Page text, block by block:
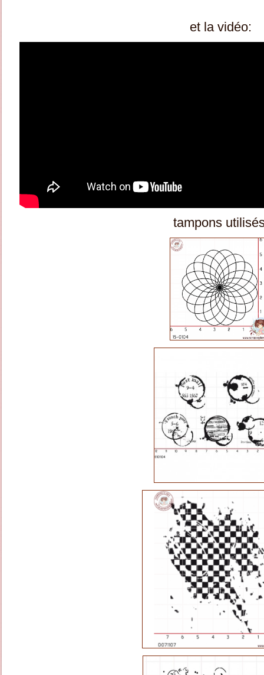
et la vidéo:
tampons